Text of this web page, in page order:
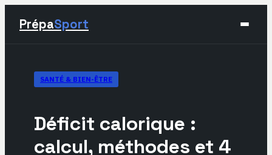
PrépaSport
Sport
Développement Personnel
SANTÉ & BIEN-ÊTRE
Déficit calorique :
calcul, méthodes et 4